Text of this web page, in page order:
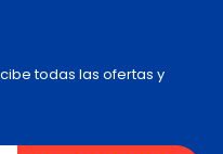
todas las ofertas y